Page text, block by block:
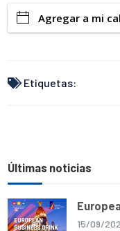
e
Agregar a mi
Etiquetas:
Últimas noticias
15/09/